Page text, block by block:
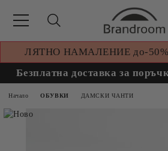
ЛЯТНО НАМАЛЕНИЕ до-
Безплатна доставка за
Начало ОБУВКИ ДАМСКИ ЧАНТИ